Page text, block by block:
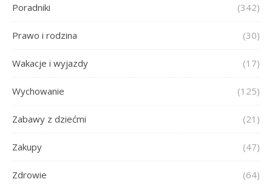
Poradniki (342)
Prawo i rodzina (30)
Wakacje i wyjazdy (17)
Wychowanie (125)
Zabawy z dziećmi (21)
Zakupy (47)
Zdrowie (64)